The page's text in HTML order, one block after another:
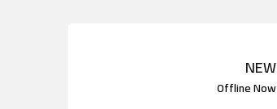
NEW
Offline Now